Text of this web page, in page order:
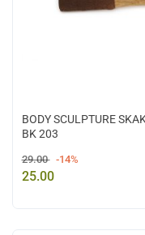
BODY SCULPTURE
BK 203
29.00 -14%
25.00